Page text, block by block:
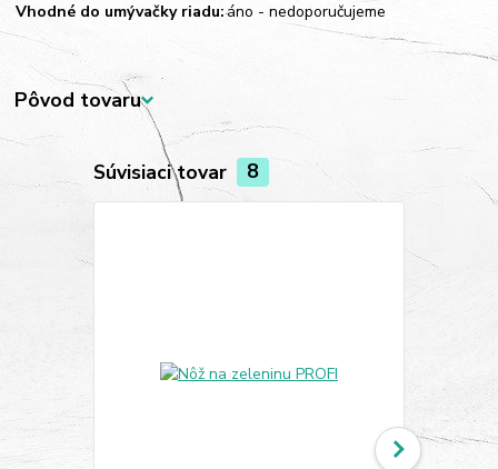
Vhodné do umývačky riadu:áno - nedoporučujeme
Pôvod tovaru
Súvisiaci tovar 8